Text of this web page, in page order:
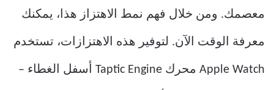
معصمك. ومن خلال فهم نمط الاهتزاز هذا، يمكنك
معرفة الوقت الآن. لتوفير هذه الاهتزازات، تستخدم
Apple Watch محرك Taptic Engine أسفل الغطاء –